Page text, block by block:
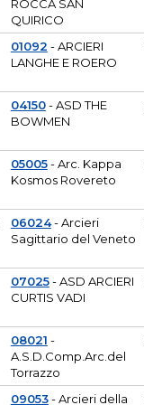
ROCCA SAN
QUIRICO
01092 - ARCIERI
LANGHE E ROERO
04150- ASD THE
BOWMEN
05005- Arc. Kappa
Kosmos Rovereto
06024- Arcieri
Sagittario del Veneto
07025- ASD ARCIERI
CURTIS VADI
08021 -
A.S.D.Comp.Arc.del
Torrazzo
09053- Arcieri della